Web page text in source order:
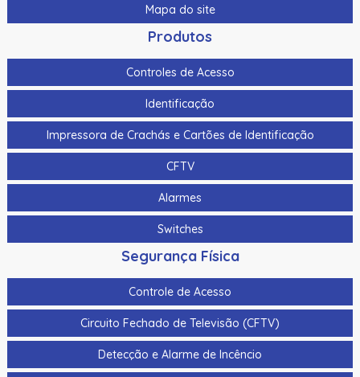
Mapa do site
Produtos
Controles de Acesso
Identificação
Impressora de Crachás e Cartões de Identificação
CFTV
Alarmes
Switches
Segurança Física
Controle de Acesso
Circuito Fechado de Televisão (CFTV)
Detecção e Alarme de Incêncio